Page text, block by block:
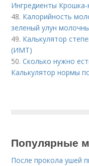
Ингредиенты
48. Калорийность
зеленый улун
49. Калькулятор
(ИМТ)
50.Сколько нужно
Калькулятор нормы
Популярные
После прокола ушей